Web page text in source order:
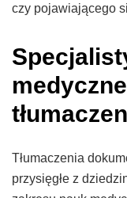
czy pojawiającego
Tłumaczenia
przysięgłe z